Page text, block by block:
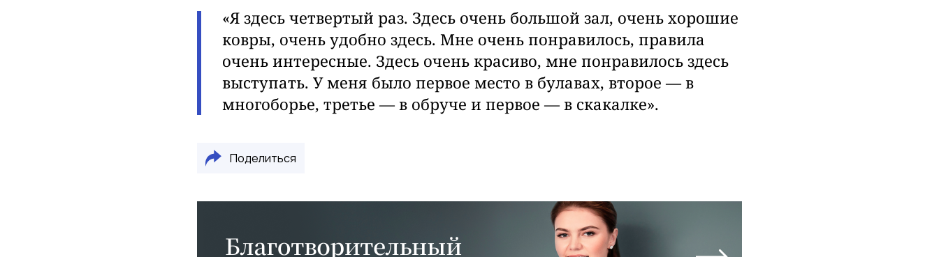
«Я здесь четвертый раз. Здесь очень большой зал, очень хорошие
ковры, очень удобно здесь. Мне очень понравилось, правила
очень интересные. Здесь очень красиво, мне понравилось здесь
выступать. У меня было первое место в булавах, второе — в
многоборье, третье — в обруче и первое — в скакалке».
Поделиться